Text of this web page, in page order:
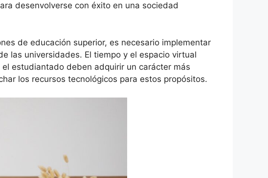
desenvolverse con éxito en una sociedad
de educación superior, es necesario implementar
las universidades. El tiempo y el espacio virtual
estudiantado deben adquirir un carácter más
los recursos tecnológicos para estos propósitos.